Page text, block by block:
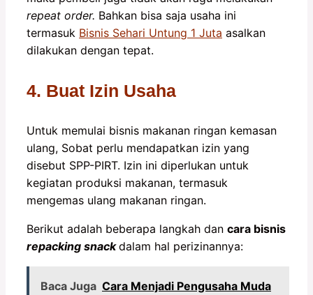
repeat order. Bahkan bisa saja usaha ini
termasuk Bisnis Sehari Untung 1 Juta asalkan
dilakukan dengan tepat.
4. Buat Izin Usaha
Untuk memulai bisnis makanan ringan kemasan
ulang, Sobat perlu mendapatkan izin yang
disebut SPP-PIRT. Izin ini diperlukan untuk
kegiatan produksi makanan, termasuk
mengemas ulang makanan ringan.
Berikut adalah beberapa langkah dan cara bisnis
repacking snackdalam hal perizinannya:
Baca Juga Cara Menjadi Pengusaha Muda